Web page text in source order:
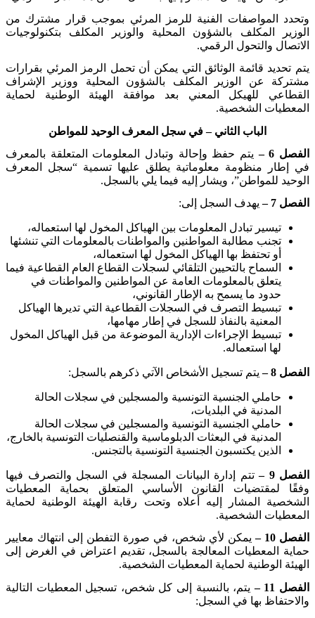
وتحدد المواصفات الفنية للرمز المرئي بموجب قرار مشترك من
الوزير المكلف بالشؤون المحلية والوزير المكلف بتكنولوجيات
الاتصال والتحول الرقمي.
يتم تحديد قائمة الوثائق التي يمكن أن تحمل الرمز المرئي بقرارات
مشتركة عن الوزير المكلف بالشؤون المحلية ووزير الإشراف
القطاعي للهيكل المعني بعد موافقة الهيئة الوطنية لحماية
المعطيات الشخصية.
الباب الثاني – في سجل المعرف الوحيد للمواطن
الفصل 6 –
يتم حفظ وإحالة وتبادل المعلومات المتعلقة بالمعرف
في إطار منظومة معلوماتية يطلق عليها تسمية “سجل المعرف
الوحيد للمواطن”، ويشار إليه فيما يلي بالسجل.
الفصل 7 –
يهدف السجل إلى:
تيسير تبادل المعلومات بين الهياكل المخول لها استعماله،
تجنب مطالبة المواطنين والمواطنات بالمعلومات التي تنشئها
أو تحتفظ بها الهياكل المخول لها استعماله،
السماح بالتحيين التلقائي لسجلات القطاع العام القطاعية فيما
يتعلق بالمعلومات العامة عن المواطنين والمواطنات في
حدود ما يسمح به الإطار القانوني،
تبسيط التصرف في السجلات القطاعية التي تديرها الهياكل
المعنية بالنفاذ للسجل في إطار مهامها،
تبسيط الإجراءات الإدارية الموضوعة من قبل الهياكل المخول
لها استعماله.
الفصل 8 – يتم تسجيل الأشخاص الآتي ذكرهم بالسجل:
حاملي الجنسية التونسية والمسجلين في سجلات الحالة
المدنية في البلديات،
حاملي الجنسية التونسية والمسجلين في سجلات الحالة
المدنية في البعثات الدبلوماسية والقنصليات التونسية بالخارج،
الذين يكتسبون الجنسية التونسية بالتجنس.
الفصل 9 –
تتم إدارة البيانات المسجلة في السجل والتصرف فيها
وفقًا لمقتضيات القانون الأساسي المتعلق بحماية المعطيات
الشخصية المشار إليه أعلاه وتحت رقابة الهيئة الوطنية لحماية
المعطيات الشخصية.
الفصل 10 –
يمكن لأي شخص، في صورة التفطن إلى انتهاك معايير
حماية المعطيات المعالجة بالسجل، تقديم اعتراض في الغرض إلى
الهيئة الوطنية لحماية المعطيات الشخصية.
الفصل 11 –
يتم، بالنسبة إلى كل شخص، تسجيل المعطيات التالية
والاحتفاظ بها في السجل: